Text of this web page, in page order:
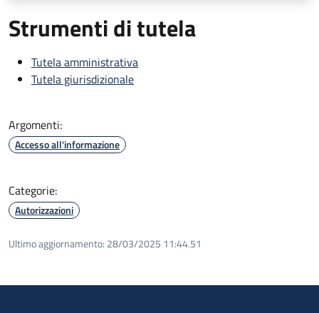
Strumenti di tutela
Tutela amministrativa
Tutela giurisdizionale
Argomenti:
Accesso all'informazione
Categorie:
Autorizzazioni
Ultimo aggiornamento: 28/03/2025 11:44.51